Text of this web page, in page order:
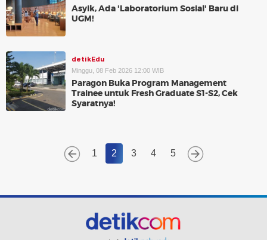
Asyik, Ada 'Laboratorium Sosial' Baru di
UGM!
detikEdu
Minggu, 08 Feb 2026 12:00 WIB
Paragon Buka Program Management
Trainee untuk Fresh Graduate S1-S2, Cek
Syaratnya!
1 2 3 4 5